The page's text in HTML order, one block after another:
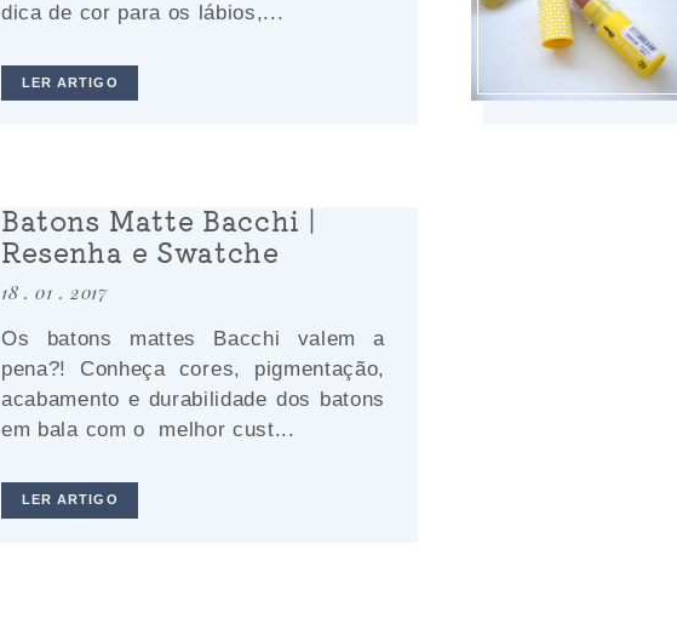
dica de cor para os lábios,...
LER ARTIGO
Batons Matte Bacchi |
Resenha e Swatche
18 . 01 . 2017
Os batons mattes Bacchi valem a
pena?! Conheça cores, pigmentação,
acabamento e durabilidade dos batons
em bala com o melhor cust...
LER ARTIGO